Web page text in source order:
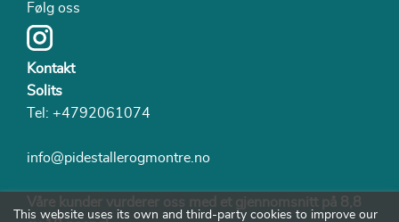
Følg oss
Kontakt
Solits
Tel: +4792061074
info@pidestallerogmontre.no
Våre kunder vurderer oss med et gjennomsnitt på 8,8
This website uses its own and third-party cookies to improve our